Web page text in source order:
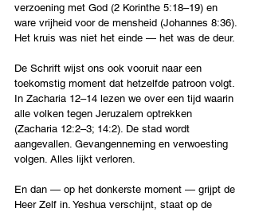
verzoening met God (2 Korinthe 5:18–19) en
ware vrijheid voor de mensheid (Johannes 8:36).
Het kruis was niet het einde — het was de deur.
De Schrift wijst ons ook vooruit naar een
toekomstig moment dat hetzelfde patroon volgt.
In Zacharia 12–14 lezen we over een tijd waarin
alle volken tegen Jeruzalem optrekken
(Zacharia 12:2–3; 14:2). De stad wordt
aangevallen. Gevangenneming en verwoesting
volgen. Alles lijkt verloren.
En dan — op het donkerste moment — grijpt de
Heer Zelf in. Yeshua verschijnt, staat op de